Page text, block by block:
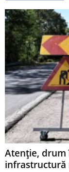
Atenție, drum
infrastructură